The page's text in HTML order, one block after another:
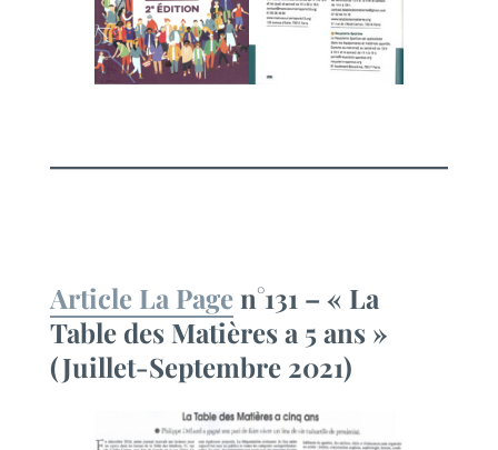
Article La Pagen°131 – « La
Table des Matières a 5 ans »
(Juillet-Septembre 2021)